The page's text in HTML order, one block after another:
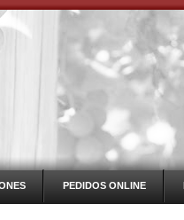
PEDIDOS ONLINE